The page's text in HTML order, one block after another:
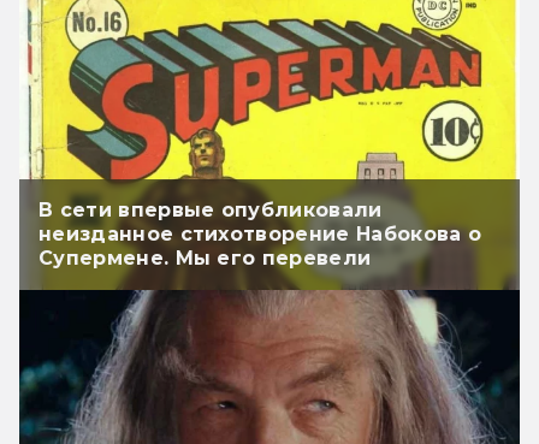
В сети впервые опубликовали
неизданное стихотворение Набокова о
Супермене. Мы его перевели